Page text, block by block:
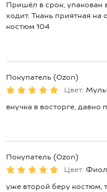
Пришёл в срок, упакован
ходит. Ткань приятная на
костюм 104
Покупатель (Ozon)
Цвет:
внучка в восторге, давно
Покупатель (Ozon)
Цвет:
уже второй беру костюм,